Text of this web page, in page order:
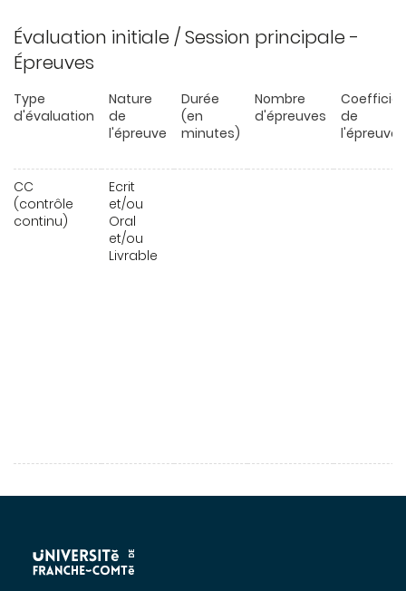
Évaluation initiale / Session principale -
Épreuves
Type
d'évaluation
Nature
de
l'épreuve
Durée
(en
minutes)
Nombre
d'épreuves
de
l'épreuve
CC
(contrôle
continu)
Ecrit
et/ou
Oral
et/ou
Livrable